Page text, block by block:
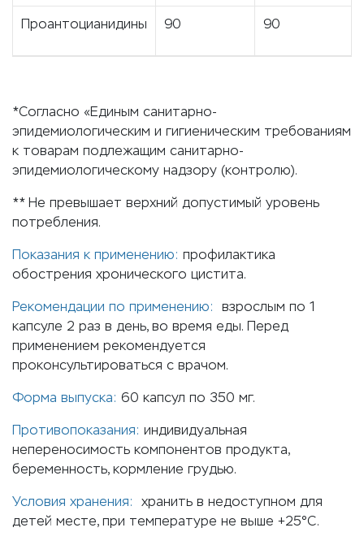
Проантоцианидины 90 90
*Согласно «Единым санитарно-
эпидемиологическим и гигиеническим требованиям
к товарам подлежащим санитарно-
эпидемиологическому надзору (контролю).
** Не превышает верхний допустимый уровень
потребления.
Показания к применению: профилактика
обострения хронического цистита.
Рекомендации по применению:
взрослым по 1
капсуле 2 раз в день, во время еды. Перед
применением рекомендуется
проконсультироваться с врачом.
Форма выпуска: 60 капсул по 350 мг.
Противопоказания: индивидуальная
непереносимость компонентов продукта,
беременность, кормление грудью.
Условия хранения:
хранить в недоступном для
детей месте, при температуре не выше +25°С.